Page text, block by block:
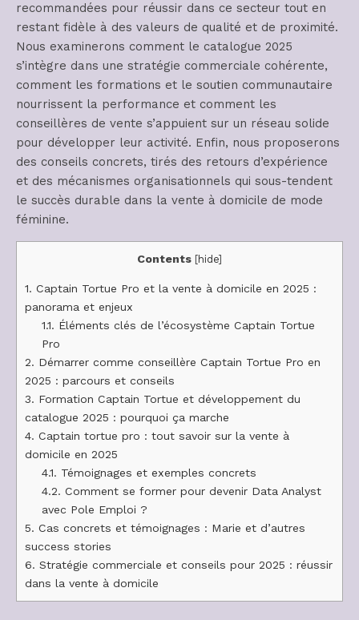
recommandées pour réussir dans ce secteur tout en
restant fidèle à des valeurs de qualité et de proximité.
Nous examinerons comment le catalogue 2025
s’intègre dans une stratégie commerciale cohérente,
comment les formations et le soutien communautaire
nourrissent la performance et comment les
conseillères de vente s’appuient sur un réseau solide
pour développer leur activité. Enfin, nous proposerons
des conseils concrets, tirés des retours d’expérience
et des mécanismes organisationnels qui sous-tendent
le succès durable dans la vente à domicile de mode
féminine.
Contents [hide]
1. Captain Tortue Pro et la vente à domicile en 2025 :
panorama et enjeux
1.1. Éléments clés de l’écosystème Captain Tortue
Pro
2. Démarrer comme conseillère Captain Tortue Pro en
2025 : parcours et conseils
3. Formation Captain Tortue et développement du
catalogue 2025 : pourquoi ça marche
4. Captain tortue pro : tout savoir sur la vente à
domicile en 2025
4.1. Témoignages et exemples concrets
4.2. Comment se former pour devenir Data Analyst
avec Pole Emploi ?
5. Cas concrets et témoignages : Marie et d’autres
success stories
6. Stratégie commerciale et conseils pour 2025 : réussir
dans la vente à domicile